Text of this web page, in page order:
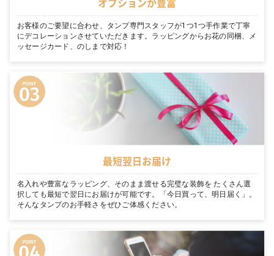
お客様のご要望に合わせ、タンプ専門スタッフが1つ1つ手作業で丁寧
にデコレーションさせていただきます。ラッピングからお花の同梱、メ
ッセージカード、のしまで対応！
最短翌日お届け
名入れや豊富なラッピング、そのまま渡せる完璧な装飾を たくさん選
択しても最短で翌日にお届けが可能です。「今日買って、明日届く」。
そんなタンプのお手軽さをぜひご体感ください。